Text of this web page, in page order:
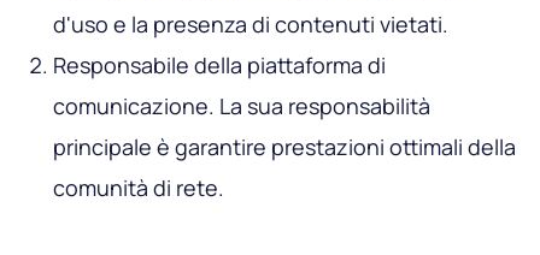
d'uso e la presenza di contenuti vietati.
Responsabile della piattaforma di
comunicazione. La sua responsabilità
principale è garantire prestazioni ottimali della
comunità di rete.